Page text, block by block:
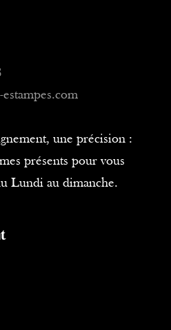
estampes.com
une précision :
présents pour vous
Lundi au dimanche.